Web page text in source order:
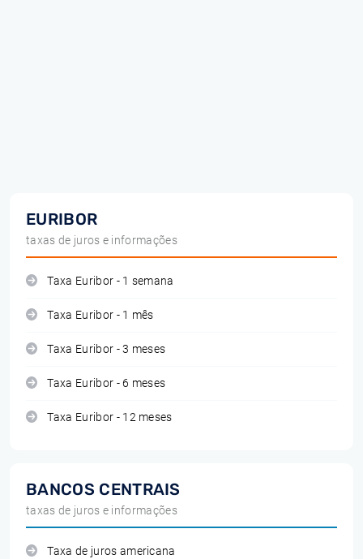
EURIBOR
taxas de juros e informações
Taxa Euribor - 1 semana
Taxa Euribor - 1 mês
Taxa Euribor - 3 meses
Taxa Euribor - 6 meses
Taxa Euribor - 12 meses
BANCOS CENTRAIS
taxas de juros e informações
Taxa de juros americana